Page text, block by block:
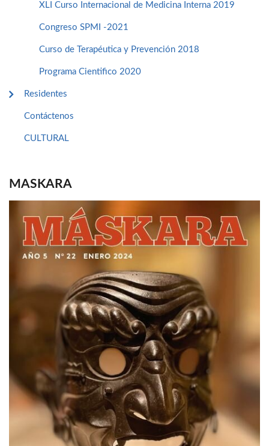
XLI Curso Internacional de Medicina Interna 2019
Congreso SPMI -2021
Curso de Terapéutica y Prevención 2018
Programa Cientifico 2020
Residentes
Contáctenos
CULTURAL
MASKARA